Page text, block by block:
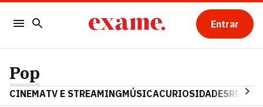
Entrar
Pop
CINEMATV E STREAMINGMÚSICACURIOSIDADES